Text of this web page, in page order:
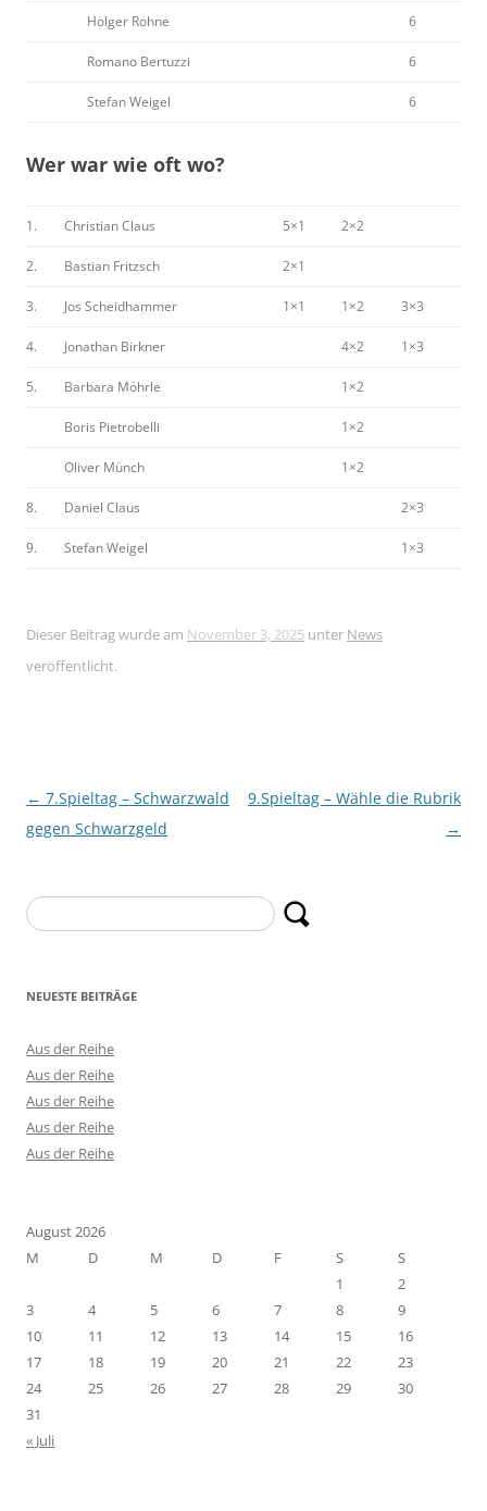
Holger Rohne 6
Romano Bertuzzi 6
Stefan Weigel 6
Wer war wie oft wo?
1. Christian Claus 5×1 2×2
2. Bastian Fritzsch 2×1
3. Jos Scheidhammer 1×1 1×2 3×3
4. Jonathan Birkner 4×2 1×3
5. Barbara Möhrle 1×2
Boris Pietrobelli 1×2
Oliver Münch 1×2
8. Daniel Claus 2×3
9. Stefan Weigel 1×3
Dieser Beitrag wurde am November 3, 2025 unter News
veröffentlicht.
Beitragsnavigation
← 7.Spieltag – Schwarzwald
gegen Schwarzgeld
9.Spieltag – Wähle die Rubrik
→
Suchen
nach:
NEUESTE BEITRÄGE
Aus der Reihe
Aus der Reihe
Aus der Reihe
Aus der Reihe
Aus der Reihe
August 2026
M
D M D F S
S
1
2
3
4 5 6 7 8
9
10
11 12 13 14 15
16
17
18 19 20 21 22
23
24
25 26 27 28 29
30
31
« Juli